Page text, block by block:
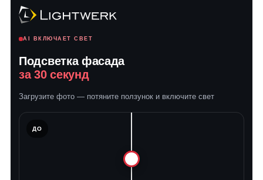
AI ВКЛЮЧАЕТ СВЕТ
Подсветка фасада
за 30 секунд
Загрузите фото — потяните ползунок и включите свет
ДО